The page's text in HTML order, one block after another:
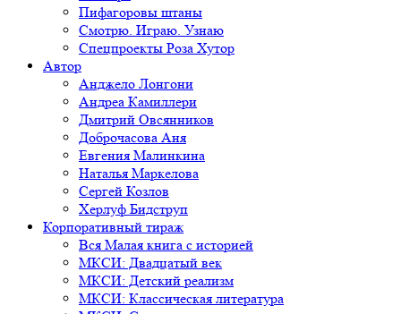
Пифагоровы штаны
Смотрю. Играю. Узнаю
Спецпроекты Роза Хутор
Автор
Анджело Лонгони
Андреа Камиллери
Дмитрий Овсянников
Доброчасова Аня
Евгения Малинкина
Наталья Маркелова
Сергей Козлов
Херлуф Бидструп
Корпоративный тираж
Вся Малая книга с историей
МКСИ: Двадцатый век
МКСИ: Детский реализм
МКСИ: Классическая литература